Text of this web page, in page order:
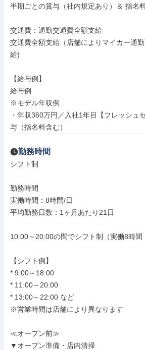
半期ごとの賞与（社内規定あり）＆ 指名
交通費：通勤交通費全額支給
交通費全額支給（店舗によりマイカー通
給)
【給与例】
給与例
※モデル年収例
・年収360万円／入社1年目【フレッシュ
与（指名料含む）
勤務時間
シフト制
勤務時間
実働時間：8時間/日
平均勤務日数：1ヶ月あたり21日
10:00～20:00の間でシフト制（実働8時間
【シフト例】
* 9:00～18:00
* 11:00～20:00
* 13:00～22:00 など
※営業時間は店舗により異なります
≪オープン前≫
▼オープン準備・店内清掃